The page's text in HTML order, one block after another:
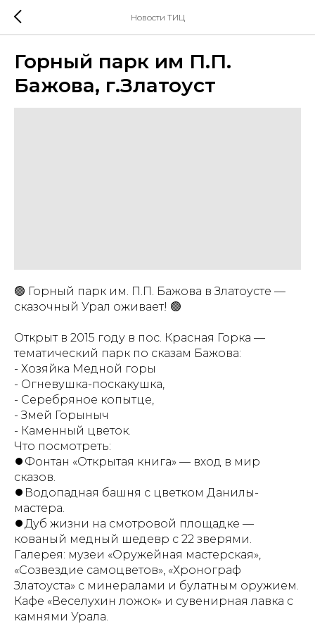
Новости ТИЦ
Горный парк им П.П.
Бажова, г.Златоуст
🟢 Горный парк им. П.П. Бажова в Златоусте —
сказочный Урал оживает! 🟢
Открыт в 2015 году в пос. Красная Горка —
тематический парк по сказам Бажова:
- Хозяйка Медной горы
- Огневушка-поскакушка,
- Серебряное копытце,
- Змей Горыныч
- Каменный цветок.
Что посмотреть:
⏺️Фонтан «Открытая книга» — вход в мир
сказов.
⏺️Водопадная башня с цветком Данилы-
мастера.
⏺️Дуб жизни на смотровой площадке —
кованый медный шедевр с 22 зверями.
Галерея: музеи «Оружейная мастерская»,
«Созвездие самоцветов», «Хронограф
Златоуста» с минералами и булатным оружием.
Кафе «Веселухин ложок» и сувенирная лавка с
камнями Урала.